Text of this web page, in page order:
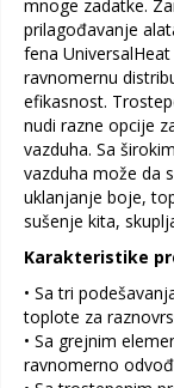
mnoge zadatke.
prilagođavanje
fena
ravnomernu
efikasnost.
nudi razne opcije
vazduha. Sa
vazduha može da
uklanjanje boje,
sušenje kita,
Karakteristike
• Sa tri
toplote za
• Sa grejnim
ravnomerno